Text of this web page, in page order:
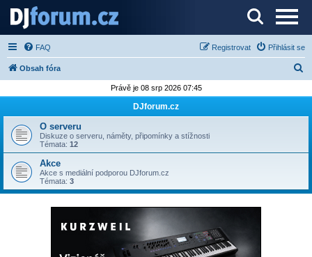
Server o DJ technice a DJingu
FAQ Přihlásit se
Registrovat
Obsah fóra
d
t
Právě je 08 srp 2026 07:45
DJforum.cz
O serveru
Diskuze o serveru, náměty, připomínky a stížnosti
Témata: 12
Akce
Akce s mediální podporou DJforum.cz
Témata: 3